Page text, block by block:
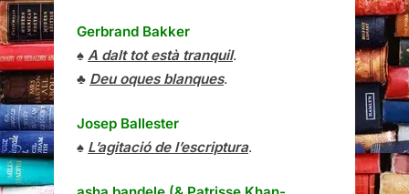
Gerbrand Bakker
♠ A dalt tot està tranquil.
♣ Deu oques blanques.
Josep Ballester
♠ L’agitació de l’escriptura.